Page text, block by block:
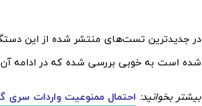
در جدیدترین تست‌های منتشر شده از این
شده است به خوبی بررسی شده که در ادامه
بیشتر بخوانید: